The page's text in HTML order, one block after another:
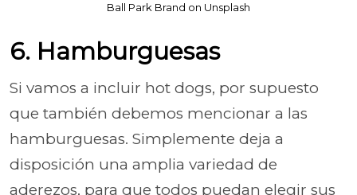
Ball Park Brand on Unsplash
6. Hamburguesas
Si vamos a incluir hot dogs, por supuesto
que también debemos mencionar a las
hamburguesas. Simplemente deja a
disposición una amplia variedad de
aderezos, para que todos puedan elegir sus